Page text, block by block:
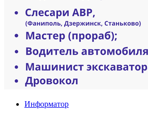
Информатор